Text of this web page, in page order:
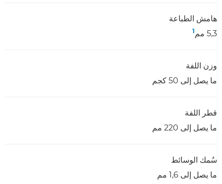
هامش الطباعة
5,3 مم
1
وزن اللفة
ما يصل إلى 50 كجم
قطر اللفة
ما يصل إلى 220 مم
سُمك الوسائط
ما يصل إلى 1,6 مم